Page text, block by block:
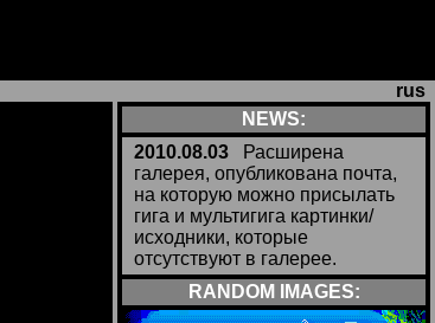
rus
NEWS:
2010.08.03 Расширена
галерея, опубликована почта,
на которую можно присылать
гига и мультигига картинки/
исходники, которые
отсутствуют в галерее.
RANDOM IMAGES: